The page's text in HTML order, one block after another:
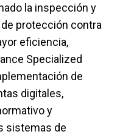
la inspección y
protección contra
eficiencia,
Specialized
de
digitales,
y
sistemas de